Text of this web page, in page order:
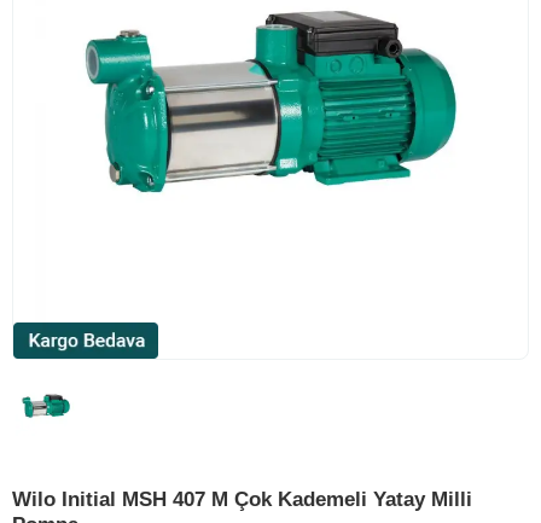
Wilo Initial MSH 407 M Çok Kademeli Yatay Milli